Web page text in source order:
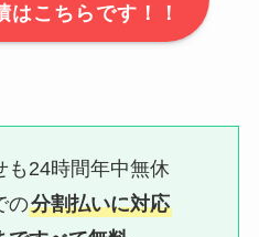
はこちらです！！
も24時間年中無休
の分割払いに対応